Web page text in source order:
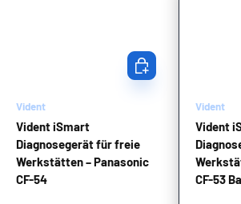
Vident
Vident iSmart
Diagnosegerät für freie
Werkstätten – Panasonic
CF-54
In den Warenkorb
Vident
Vident
CF-53